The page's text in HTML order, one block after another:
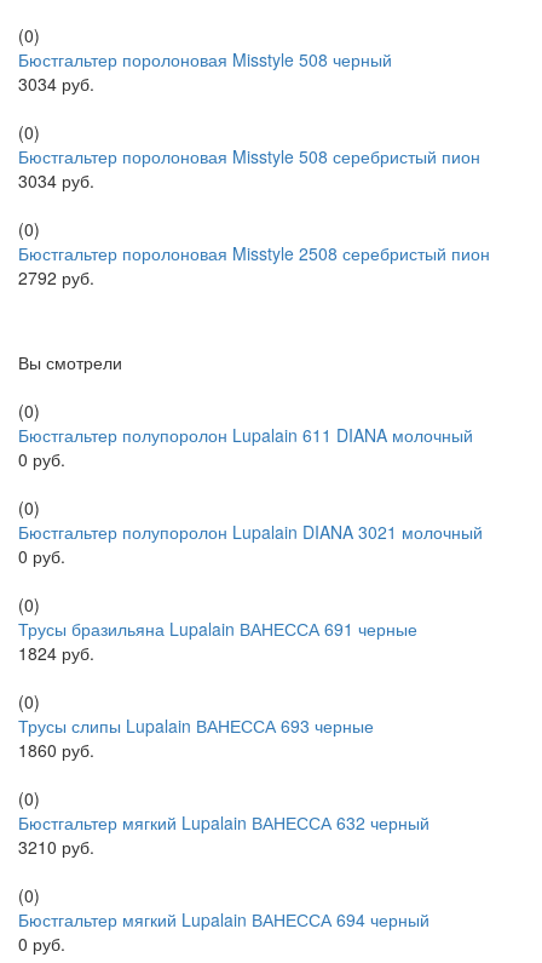
(0)
Бюстгальтер поролоновая Misstyle 508 черный
3034 руб.
(0)
Бюстгальтер поролоновая Misstyle 508 серебристый пион
3034 руб.
(0)
Бюстгальтер поролоновая Misstyle 2508 серебристый пион
2792 руб.
Вы смотрели
(0)
Бюстгальтер полупоролон Lupalain 611 DIANA молочный
0 руб.
(0)
Бюстгальтер полупоролон Lupalain DIANA 3021 молочный
0 руб.
(0)
Трусы бразильяна Lupalain ВАНЕССА 691 черные
1824 руб.
(0)
Трусы слипы Lupalain ВАНЕССА 693 черные
1860 руб.
(0)
Бюстгальтер мягкий Lupalain ВАНЕССА 632 черный
3210 руб.
(0)
Бюстгальтер мягкий Lupalain ВАНЕССА 694 черный
0 руб.